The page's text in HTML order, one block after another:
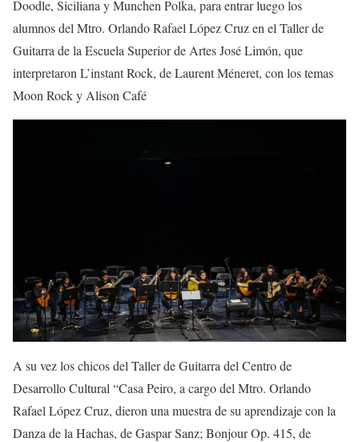
Doodle, Siciliana yMunchen Polka, para entrar luego los
alumnosdel Mtro. Orlando Rafael López Cruzen el Taller de
Guitarra de la Escuela Superior de Artes José Limón, que
interpretaron L’instantRock, de LaurentMéneret, con los temas
Moon Rocky Alison Café
A su vez los chicos del Taller de Guitarra del Centro de
Desarrollo Cultural “Casa Peiro, a cargo del Mtro. Orlando
Rafael López Cruz, dieron una muestra de su aprendizaje con la
Danza de la Hachas, de Gaspar Sanz; BonjourOp. 415, de